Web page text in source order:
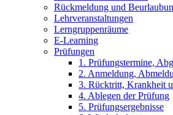
Rückmeldung und
Lehrveranstaltungen
Lerngruppenräume
E-Learning
Prüfungen
1. Prüfungstermine,
2. Anmeldung,
3. Rücktritt, Krankheit
4. Ablegen der Prüfung
5. Prüfungsergebnisse